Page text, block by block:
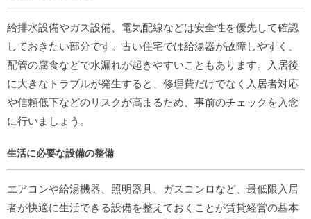
給排水設備やガス設備、電気配線などは安全性を優先して確認
しておきたい部分です。古い住宅では給湯器が故障しやすく、
配管の腐食などで水漏れが起きやすいこともあります。入居後
に大きなトラブルが発生すると、修理費だけでなく入居者対応
や信頼低下などのリスクが高まるため、事前のチェックを入念
に行いましょう。
生活に必要な設備の整備
エアコンや給湯機器、照明器具、ガスコンロなど、最低限入居
者が快適に生活できる設備を整えておくことが賃貸経営の基本